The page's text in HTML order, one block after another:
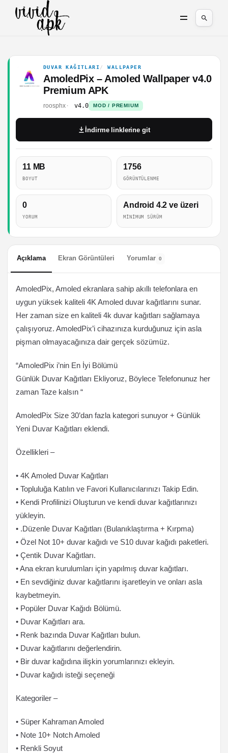
DUVAR KAĞITLARI WALLPAPER
AmoledPix – Amoled Wallpaper v4.0
Premium APK
roosphx v4.0 MOD / PREMIUM
11 MB
BOYUT
1756
GÖRÜNTÜLENME
0
YORUM
Android 4.2 ve üzeri
MINIMUM SÜRÜM
İndirme linklerine git
Açıklama Ekran Görüntüleri Yorumlar 0
AmoledPix, Amoled ekranlara sahip akıllı telefonlara en
uygun yüksek kaliteli 4K Amoled duvar kağıtlarını sunar.
Her zaman size en kaliteli 4k duvar kağıtları sağlamaya
çalışıyoruz. AmoledPix’i cihazınıza kurduğunuz için asla
pişman olmayacağınıza dair gerçek sözümüz.
“AmoledPix i’nin En İyi Bölümü
Günlük Duvar Kağıtları Ekliyoruz, Böylece Telefonunuz her
zaman Taze kalsın “
AmoledPix Size 30’dan fazla kategori sunuyor + Günlük
Yeni Duvar Kağıtları eklendi.
Özellikleri –
• 4K Amoled Duvar Kağıtları
• Topluluğa Katılın ve Favori Kullanıcılarınızı Takip Edin.
• Kendi Profilinizi Oluşturun ve kendi duvar kağıtlarınızı
yükleyin.
• .Düzenle Duvar Kağıtları (Bulanıklaştırma + Kırpma)
• Özel Not 10+ duvar kağıdı ve S10 duvar kağıdı paketleri.
• Çentik Duvar Kağıtları.
• Ana ekran kurulumları için yapılmış duvar kağıtları.
• En sevdiğiniz duvar kağıtlarını işaretleyin ve onları asla
kaybetmeyin.
• Popüler Duvar Kağıdı Bölümü.
• Duvar Kağıtları ara.
• Renk bazında Duvar Kağıtları bulun.
• Duvar kağıtlarını değerlendirin.
• Bir duvar kağıdına ilişkin yorumlarınızı ekleyin.
• Duvar kağıdı isteği seçeneği
Kategoriler –
• Süper Kahraman Amoled
• Note 10+ Notch Amoled
• Renkli Soyut